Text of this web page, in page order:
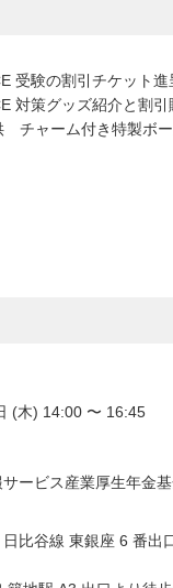
受験の割引チケット進
対策グッズ紹介と割引
チャーム付き特製ボ
(木) 14:00 〜 16:45
ービス産業厚生年金
比谷線 東銀座 6 番出